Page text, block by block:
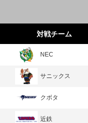
対戦チーム
NEC
サニックス
クボタ
近鉄